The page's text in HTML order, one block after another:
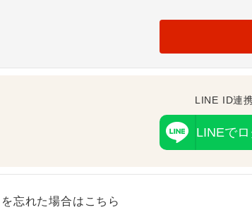
LINE ID連
LINEで
忘れた場合はこちら